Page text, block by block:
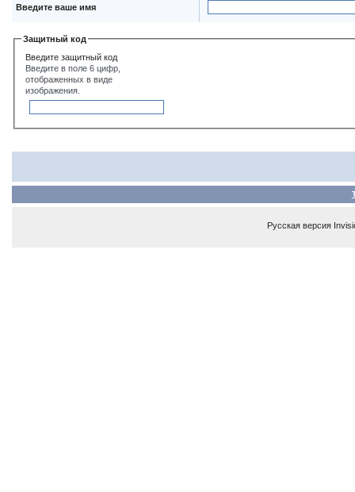
Введите ваше имя
Защитный код
Введите защитный код
Введите в поле 6 цифр,
отображенных в виде
изображения.
Русская версия